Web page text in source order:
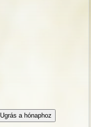
Ugrás a hónaphoz